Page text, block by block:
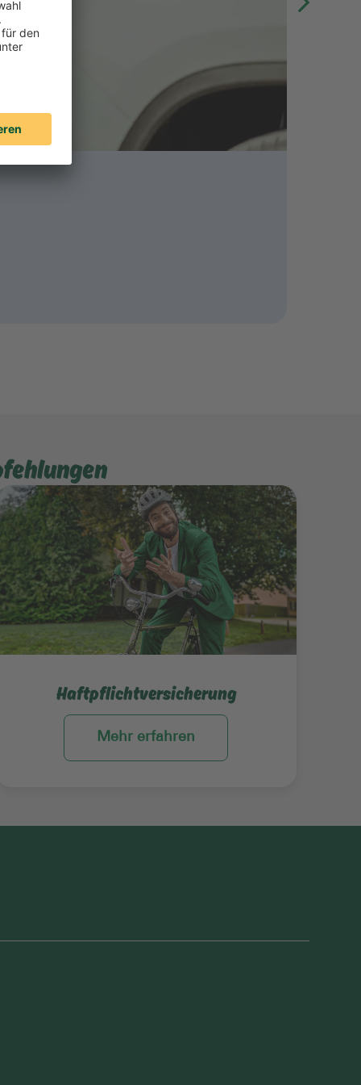
Haftpflichtversicherung
Mehr erfahren
erfahren